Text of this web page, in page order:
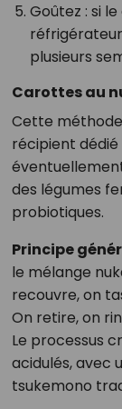
Goûtez : si
plusieurs
Carottes au
Cette
récipient dédié
des légumes
probiotiques.
Principe
le mélange
recouvre, on
On retire, on
Le processus
acidulés, avec
tsukemono